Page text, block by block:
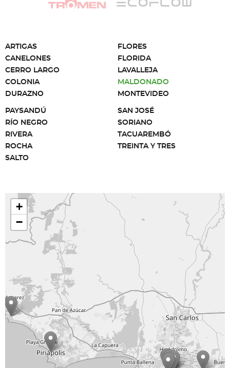
ARTIGAS
CANELONES
CERRO LARGO
COLONIA
DURAZNO
FLORES
FLORIDA
LAVALLEJA
MALDONADO
MONTEVIDEO
PAYSANDÚ
RÍO NEGRO
RIVERA
ROCHA
SALTO
SAN JOSÉ
SORIANO
TACUAREMBÓ
TREINTA Y TRES
+
−